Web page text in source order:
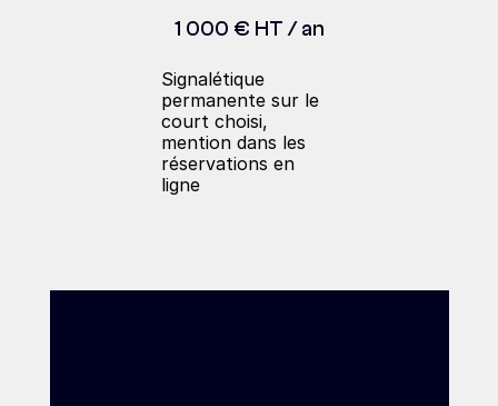
1 000 € HT / an
Signalétique
permanente sur le
court choisi,
mention dans les
réservations en
ligne